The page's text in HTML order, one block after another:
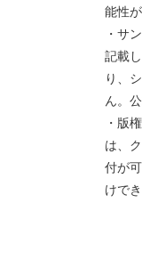
能性
・サ
記載
り、
ん。
・版
は、
付が
けで